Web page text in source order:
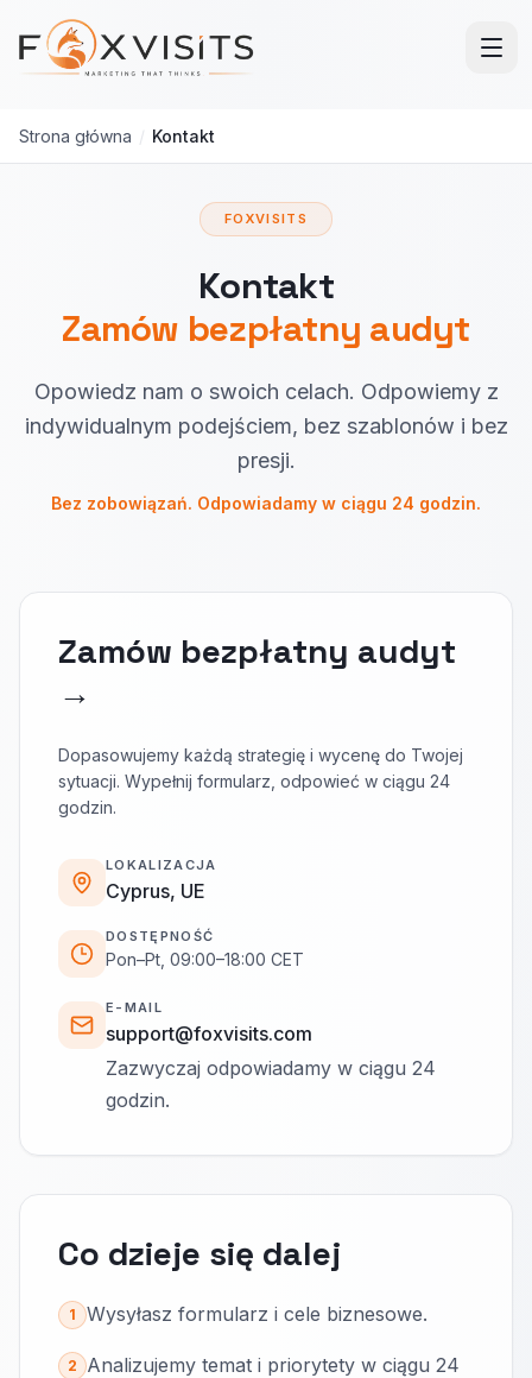
Przejdź do treści głównej
Strona główna / Kontakt
FOXVISITS
Kontakt
Zamów bezpłatny audyt
Opowiedz nam o swoich celach. Odpowiemy z
indywidualnym podejściem, bez szablonów i bez
presji.
Bez zobowiązań. Odpowiadamy w ciągu 24 godzin.
Zamów bezpłatny audyt
→
Dopasowujemy każdą strategię i wycenę do Twojej
sytuacji. Wypełnij formularz, odpowieć w ciągu 24
godzin.
LOKALIZACJA
Cyprus, UE
DOSTĘPNOŚĆ
Pon–Pt, 09:00–18:00 CET
E-MAIL
support@foxvisits.com
Zazwyczaj odpowiadamy w ciągu 24
godzin.
Co dzieje się dalej
1 Wysyłasz formularz i cele biznesowe.
2
Analizujemy temat i priorytety w ciągu 24